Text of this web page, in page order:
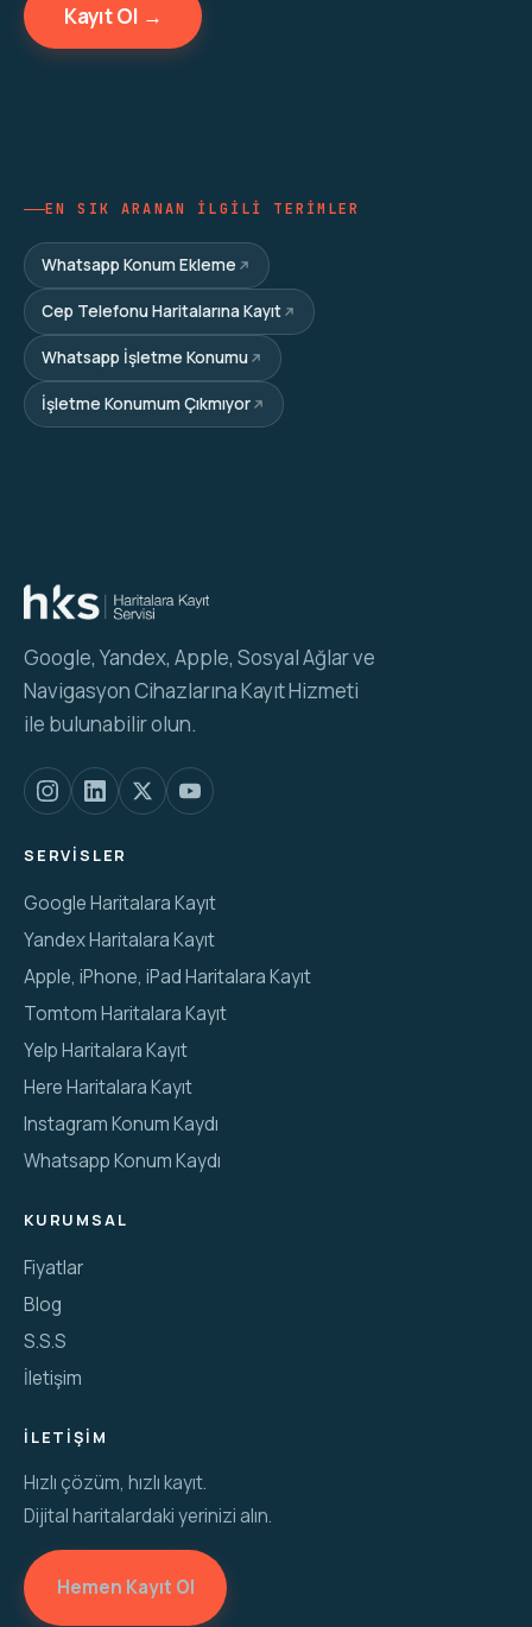
Kayıt Ol →
EN SIK ARANAN ILGILI TERIMLER
Whatsapp Konum Ekleme
Cep Telefonu Haritalarına Kayıt
Whatsapp İşletme Konumu
İşletme Konumum Çıkmıyor
Google, Yandex, Apple, Sosyal Ağlar ve
Navigasyon Cihazlarına Kayıt Hizmeti
ile bulunabilir olun.
SERVISLER
Google Haritalara Kayıt
Yandex Haritalara Kayıt
Apple, iPhone, iPad Haritalara Kayıt
Tomtom Haritalara Kayıt
Yelp Haritalara Kayıt
Here Haritalara Kayıt
Instagram Konum Kaydı
Whatsapp Konum Kaydı
KURUMSAL
Fiyatlar
Blog
S.S.S
İletişim
İLETIŞIM
Hızlı çözüm, hızlı kayıt.
Dijital haritalardaki yerinizi alın.
Hemen Kayıt Ol